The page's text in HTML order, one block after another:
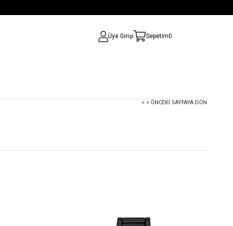
Üye Girişi Sepetim0
< < ÖNCEKI SAYFAYA DÖN